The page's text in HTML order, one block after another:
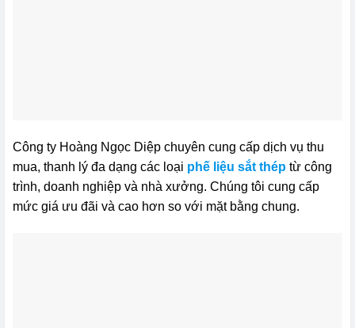
Công ty Hoàng Ngọc Diệp chuyên cung cấp dịch vụ thu
mua, thanh lý đa dạng các loại phế liệu sắt théptừ công
trình, doanh nghiệp và nhà xưởng. Chúng tôi cung cấp
mức giá ưu đãi và cao hơn so với mặt bằng chung.